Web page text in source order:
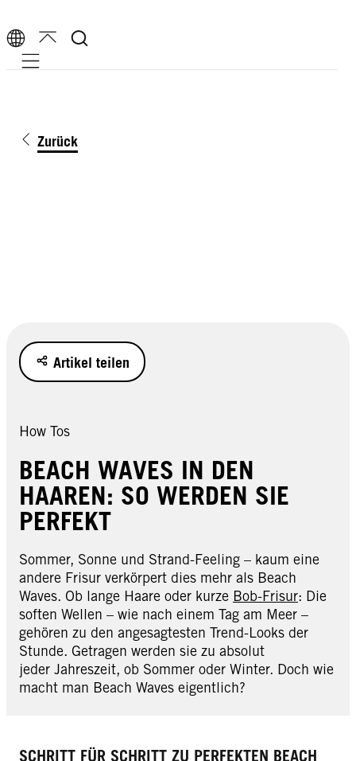
Mobile navigation
Zurück
Artikel teilen
How Tos
BEACH WAVES IN DEN
HAAREN: SO WERDEN SIE
PERFEKT
Sommer, Sonne und Strand-Feeling – kaum eine
andere Frisur verkörpert dies mehr als Beach
Waves. Ob lange Haare oder kurze Bob-Frisur: Die
soften Wellen – wie nach einem Tag am Meer –
gehören zu den angesagtesten Trend-Looks der
Stunde. Getragen werden sie zu absolut
jeder Jahreszeit, ob Sommer oder Winter. Doch wie
macht man Beach Waves eigentlich?
SCHRITT FÜR SCHRITT ZU PERFEKTEN BEACH